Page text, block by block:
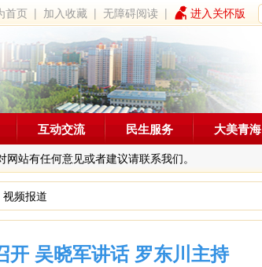
首页 | 加入收藏 |无障碍阅读 | 进入关怀版
站有任何意见或者建议请联系我们。
互动交流 民生服务 大美青海
视频报道
开 吴晓军讲话 罗东川主持